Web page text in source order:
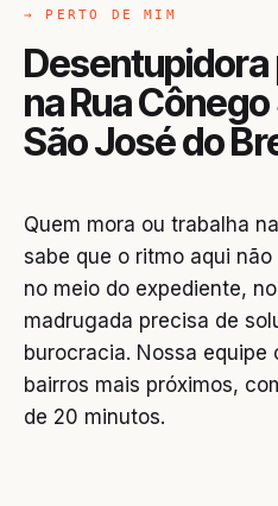
→ PERTO DE MIM
na Rua
São José do
Quem mora ou trabalha
sabe que o ritmo aqui
no meio do expediente,
madrugada precisa de
burocracia. Nossa equipe
bairros mais próximos,
de 20 minutos.